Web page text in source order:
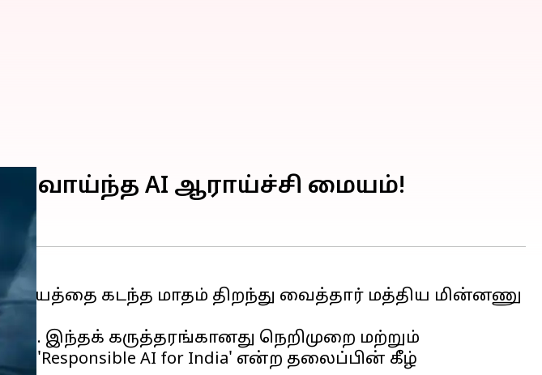
வாய்ந்த AI ஆராய்ச்சி மையம்!
மையத்தை கடந்த மாதம் திறந்து வைத்தார் மத்திய மின்னணு
இந்தக் கருத்தரங்கானது நெறிமுறை மற்றும்
'Responsible AI for India' என்ற தலைப்பின் கீழ்